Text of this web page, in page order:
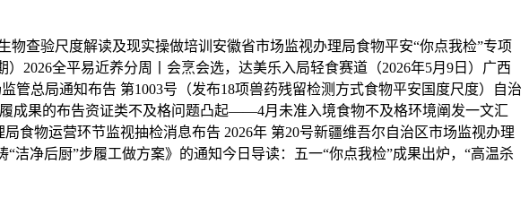
验尺度解读及现实操做培训安徽省市场监视办理局食物平安“你点我检”专项
2026全平易近养分周丨会烹会选，达美乐入局轻食赛道（2026年5月9日）广西
管总局通知布告 第1003号（发布18项兽药残留检测方式食物平安国度尺度）自治
成果的布告资证类不及格问题凸起——4月未准入境食物不及格环境阐发一文汇
食物运营环节监视抽检消息布告 2026年 第20号新疆维吾尔自治区市场监视办理
净后厨”步履工做方案》的通知今日导读：五一“你点我检”成果出炉，“高温杀